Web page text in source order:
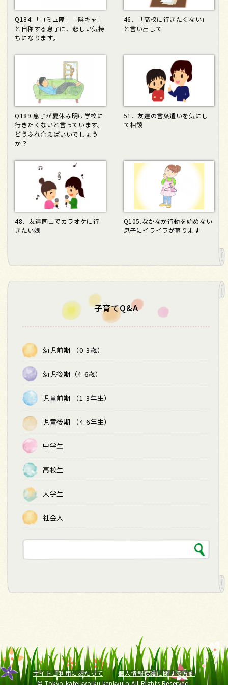
Q184.「コミュ障」「陰キャ」
と自称する息子に、悲しい気持
ちになります。
46．「高校に行きたくない」
と言い出して
Q189.息子が夏休み明け学校に
行きたくないと言っています。
どうふれ合えばいいでしょう
か？
51．友達の言葉遣いを気にし
て相談
48．友達同士でカラオケに行
きたい娘
Q105.なかなか行動を始めない
息子にイライラが募ります
子育てQ&A
幼児前期 （0-3歳）
幼児後期（4-6歳）
児童前期 （1-3年生）
児童後期 （4-6年生）
中学生
高校生
大学生
社会人
サイトご利用にあたって
個人情報保護に関する方針
© Tokyo kateikyoiku kenkyujo All Rights Reserved.